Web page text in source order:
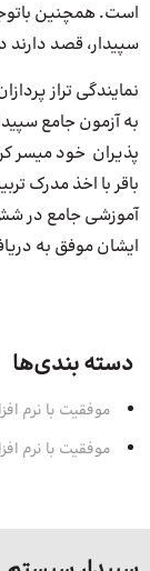
است. همچنین
سپیدار، قصد
به آزمون جامع
پذیران خود میسر
باقر با اخذ مدرک
آموزشی جامع در
ایشان موفق به
دسته بندی‌ها
موفقیت با نرم
موفقیت با نرم